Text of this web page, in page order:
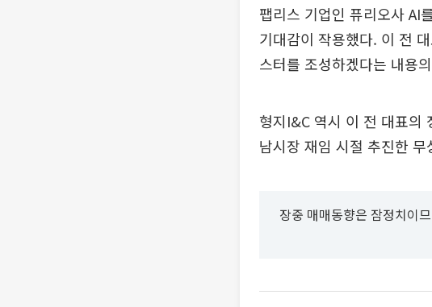
팹리스 기업인 퓨리오사 AI
기대감이 작용했다. 이 전
스터를 조성하겠다는 내용
형지I&C 역시 이 전 대표의
남시장 재임 시절 추진한
장중 매매동향은 잠정치이